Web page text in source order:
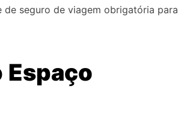
de seguro de viagem obrigatória para
Espaço